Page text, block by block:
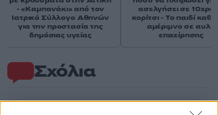
Σχόλια
- «Καμπανάκι» από τον
Ιατρικό Σύλλογο Αθηνών
για την προστασία της
δημόσιας υγείας
ασελγήσει σε
κορίτσι - Το παιδί
αμέριμνο σε αυλή
επιχείρησης